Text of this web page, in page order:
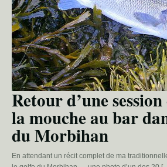
Retour d’une
la mouche au bar
du Morbihan
En attendant un récit complet de ma